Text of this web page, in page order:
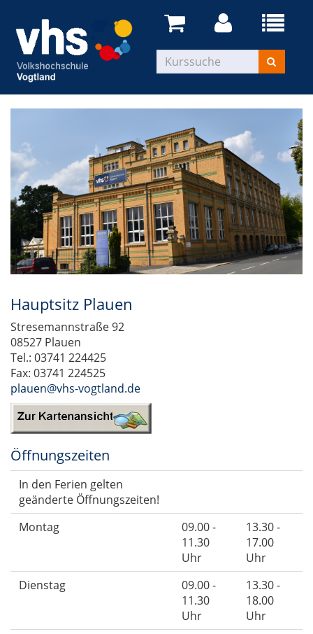
Hauptsitz Plauen
Stresemannstraße 92
08527 Plauen
Tel.: 03741 224425
Fax: 03741 224525
plauen@vhs-vogtland.de
Öffnungszeiten
In den Ferien gelten
geänderte Öffnungszeiten!
Montag
09.00 -
11.30
Uhr
13.30 -
17.00
Uhr
Dienstag
09.00 -
11.30
Uhr
13.30 -
18.00
Uhr